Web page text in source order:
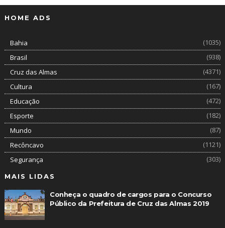
HOME ADS
Bahia
(1035)
Brasil
(938)
Cruz das Almas
(4371)
Cultura
(167)
Educação
(472)
Esporte
(182)
Mundo
(87)
Recôncavo
(1121)
Segurança
(303)
MAIS LIDAS
Conheça o quadro de cargos para o Concurso
Público da Prefeitura de Cruz das Almas 2019